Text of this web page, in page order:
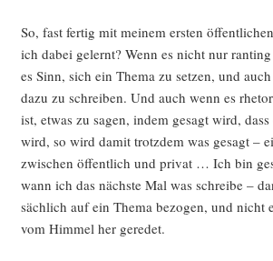
So, fast fer­tig mit mei­nem ers­ten
ich dabei gelernt? Wenn es nicht nur
es Sinn, sich ein The­ma zu set­zen, und
dazu zu schrei­ben. Und auch wenn es
ist, etwas zu sagen, indem gesagt wird,
wird, so wird damit trotz­dem was gesagt –
zwi­schen öffent­lich und pri­vat … Ich bin
wann ich das nächs­te Mal was schrei­be –
säch­lich auf ein The­ma bezo­gen, und nicht
vom Him­mel her geredet.